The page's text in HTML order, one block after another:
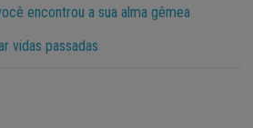
encontrou a sua alma gêmea
vidas passadas